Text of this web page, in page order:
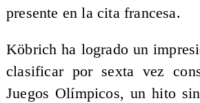
presente en la cita francesa.
Köbrich ha logrado un
clasificar por sexta vez
Juegos Olímpicos, un hito